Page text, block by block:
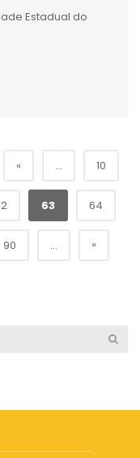
Estadual do
« ... 10
63 64
90 ... »